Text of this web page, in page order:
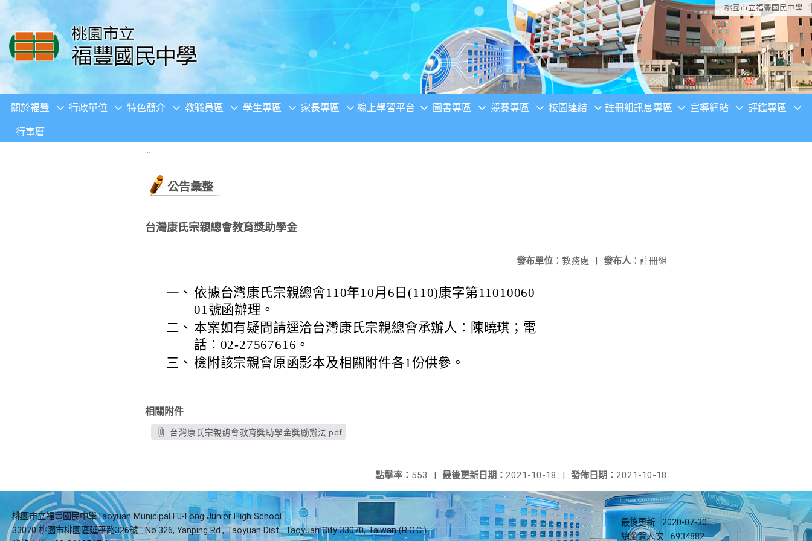
移至網頁之主要內容區位置 桃園市立福豐國民中學
關於福豐 行政單位 特色簡介 教職員區 學生專區 家長專區 線上學習平台 圖書專區 競賽專區 校園連結 註冊組訊息專區 宣導網站 評鑑專區
行事曆
:::
公告彙整
台灣康氏宗親總會教育獎助學金
發布人： 註冊組
發布單位： 教務處 |
一、 依據台灣康氏宗親總會110年10月6日(110)康字第11010060
01號函辦理。
二、 本案如有疑問請逕洽台灣康氏宗親總會承辦人：陳曉琪；電
話：02-27567616。
三、 檢附該宗親會原函影本及相關附件各1份供參。
相關附件
台灣康氏宗親總會教育獎助學金獎勵辦法.pdf
發佈日期： 2021-10-18
最後更新日期： 2021-10-18 |
點擊率： 553 |
桃園市立福豐國民中學Taoyuan Municipal Fu-Fong Junior High School
33070 桃園市桃園區延平路326號
No.326, Yanping Rd., Taoyuan Dist., Taoyuan City 33070, Taiwan (R.O.C.)
最後更新
2020-07-30
總瀏覽人次
6934882